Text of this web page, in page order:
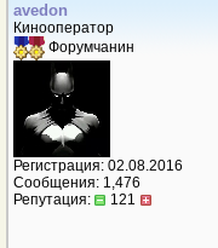
avedon
Кинооператор
Форумчанин
Регистрация: 02.08.2016
Сообщения: 1,476
Репутация:
121